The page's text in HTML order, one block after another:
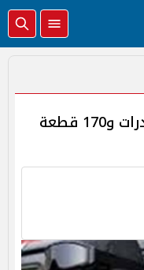
الداخلية تضبط 400 قضية مخدرات و170 قطعة